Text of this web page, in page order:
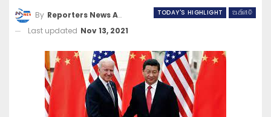
TODAY'S HIGHLIGHT ଅର୍ଥନୀତି
By Reporters News Agency
Last updated Nov 13, 2021